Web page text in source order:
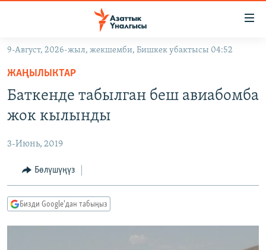
Навигацияга
өтүңүз
Издөөгө
салыңыз
ЭКОНОМИКА
МАДАНИЯТ
БОРБОР АЗИЯ
АТАЙЫН ИЛИКТӨӨ
ТВ ПРОГРАММАЛАР
ЭКСПЕРТТЕР ТАЛДАЙТ
ӨЗГӨЧӨ ПИКИР
9-Август, 2026-жыл, жекшемби, Бишкек убактысы 04:52
ЖАҢЫЛЫКТАР
Баткенде табылган беш авиабомба
жок кылынды
3-Июнь, 2019
Бөлүшүңүз
Бизди Google'дан табыңыз